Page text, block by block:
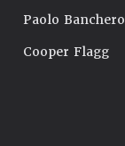
Paolo Banchero
Cooper Flagg